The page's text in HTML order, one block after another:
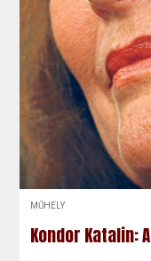
MŰHELY
Kondor Katalin: A